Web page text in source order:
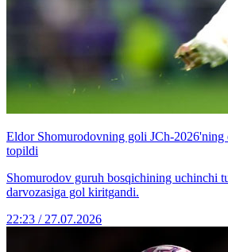
Eldor Shomurodovning goli JCh-
topildi
Shomurodov guruh bosqichining uchinchi
darvozasiga gol kiritgandi.
22:23 / 27.07.2026